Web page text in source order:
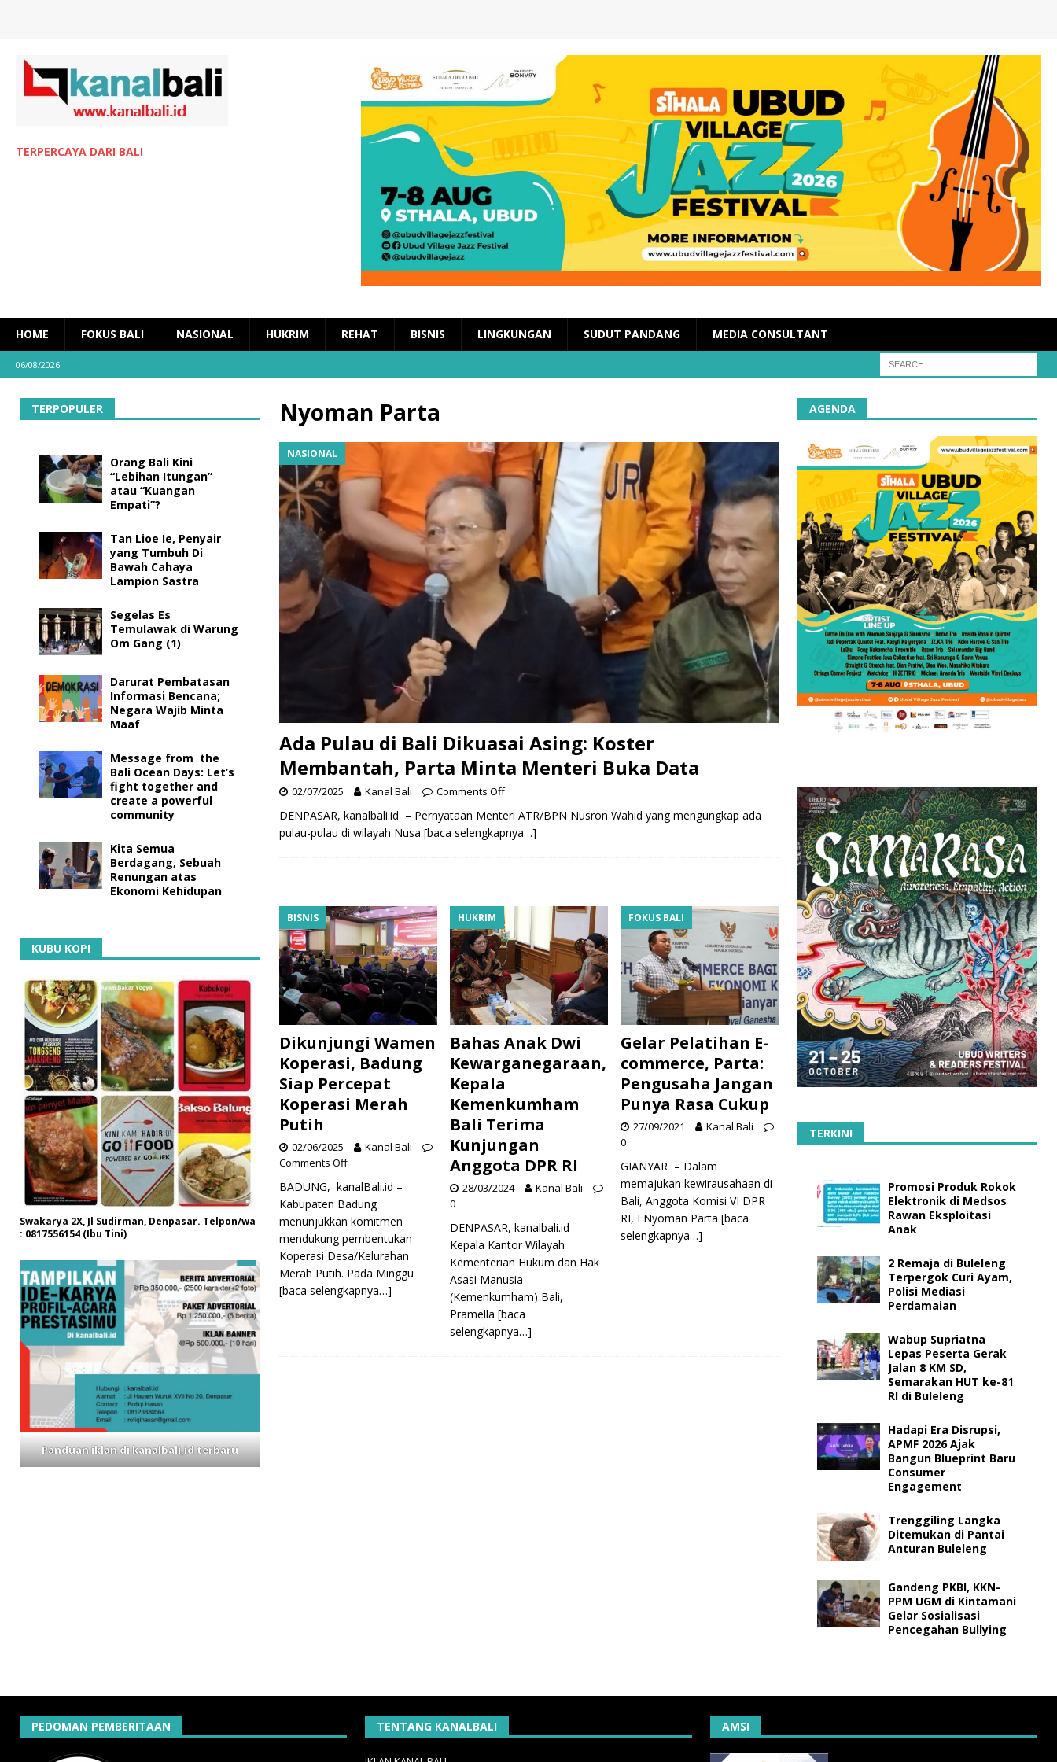
TERPERCAYA DARI BALI
HOME FOKUS BALI NASIONAL HUKRIM REHAT BISNIS LINGKUNGAN SUDUT PANDANG MEDIA CONSULTANT
06/08/2026
Nyoman Parta
NASIONAL
Ada Pulau di Bali Dikuasai Asing: Koster
Membantah, Parta Minta Menteri Buka Data
02/07/2025 Kanal Bali Comments Off
DENPASAR, kanalbali.id – Pernyataan Menteri ATR/BPN Nusron Wahid yang mengungkap ada
pulau-pulau di wilayah Nusa [baca selengkapnya…]
BISNIS
Dikunjungi Wamen
Koperasi, Badung
Siap Percepat
Koperasi Merah
Putih
02/06/2025
Kanal Bali
Comments Off
BADUNG, kanalBali.id –
Kabupaten Badung
menunjukkan komitmen
mendukung pembentukan
Koperasi Desa/Kelurahan
Merah Putih. Pada Minggu
[baca selengkapnya…]
HUKRIM
Bahas Anak Dwi
Kewarganegaraan,
Kepala
Kemenkumham
Bali Terima
Kunjungan
Anggota DPR RI
28/03/2024
Kanal Bali
0
DENPASAR, kanalbali.id –
Kepala Kantor Wilayah
Kementerian Hukum dan Hak
Asasi Manusia
(Kemenkumham) Bali,
Pramella [baca
selengkapnya…]
FOKUS BALI
Gelar Pelatihan E-
commerce, Parta:
Pengusaha Jangan
Punya Rasa Cukup
27/09/2021
Kanal Bali
0
GIANYAR – Dalam
memajukan kewirausahaan di
Bali, Anggota Komisi VI DPR
RI, I Nyoman Parta [baca
selengkapnya…]
TERPOPULER
Orang Bali Kini
“Lebihan Itungan”
atau “Kuangan
Empati”?
Tan Lioe Ie, Penyair
yang Tumbuh Di
Bawah Cahaya
Lampion Sastra
Segelas Es
Temulawak di Warung
Om Gang (1)
Darurat Pembatasan
Informasi Bencana;
Negara Wajib Minta
Maaf
Message from the
Bali Ocean Days: Let’s
fight together and
create a powerful
community
Kita Semua
Berdagang, Sebuah
Renungan atas
Ekonomi Kehidupan
KUBU KOPI
Swakarya 2X, Jl Sudirman, Denpasar. Telpon/wa
: 0817556154 (Ibu Tini)
Panduan iklan di kanalbali,id terbaru
AGENDA
TERKINI
Promosi Produk Rokok
Elektronik di Medsos
Rawan Eksploitasi
Anak
2 Remaja di Buleleng
Terpergok Curi Ayam,
Polisi Mediasi
Perdamaian
Wabup Supriatna
Lepas Peserta Gerak
Jalan 8 KM SD,
Semarakan HUT ke-81
RI di Buleleng
Hadapi Era Disrupsi,
APMF 2026 Ajak
Bangun Blueprint Baru
Consumer
Engagement
Trenggiling Langka
Ditemukan di Pantai
Anturan Buleleng
Gandeng PKBI, KKN-
PPM UGM di Kintamani
Gelar Sosialisasi
Pencegahan Bullying
PEDOMAN PEMBERITAAN TENTANG KANALBALI AMSI